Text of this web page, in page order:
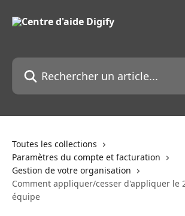
Rechercher un article...
Toutes les collections
Paramètres du compte et facturation
Gestion de votre organisation
Comment appliquer/cesser d'appliquer le
équipe